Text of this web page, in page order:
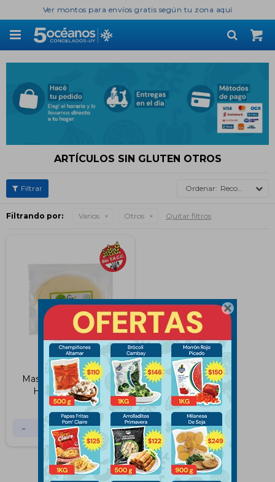

Ver montos para envíos gratis según tu zona aquí

ARTÍCULOS SIN GLUTEN OTROS
Recomendados
Filtrando por: Varios Otros Quitar filtros
Masa para Empanadas
Helix x6 Unidades
$ 225
- +